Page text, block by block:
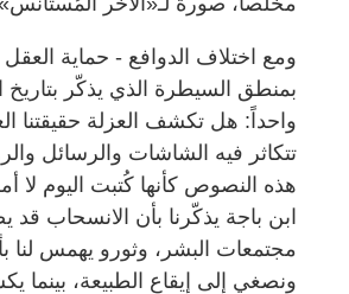
ومع اختلاف الدوافع - حماية العقل
بمنطق السيطرة الذي يذكّر بتاريخ
واحداً: هل تكشف العزلة حقيقتنا
تتكاثر فيه الشاشات والرسائل
هذه النصوص كأنها كُتبت اليوم
ابن باجة يذكّرنا بأن الانسحاب
مجتمعات البشر، وثورو يهمس لنا
ونصغي إلى إيقاع الطبيعة، بينما